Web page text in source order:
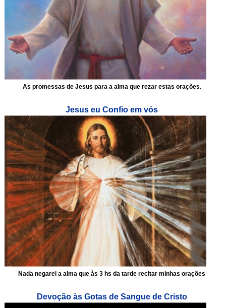
As promessas de Jesus para a alma que rezar estas orações.
Jesus eu Confio em vós
Nada negarei a alma que às 3 hs da tarde recitar minhas orações
Devoção às Gotas de Sangue de Cristo